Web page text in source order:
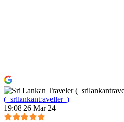
(_srilankantraveller_)
19:08 26 Mar 24